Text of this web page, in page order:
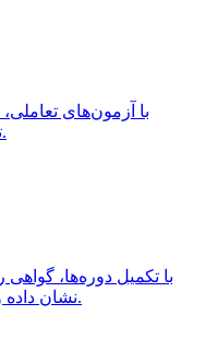
با آزمون‌های
تقویت کرده و پیشرفتتان را پیگیری کنید.
با تکمیل دوره‌ها،
نشان داده و اعتبار پورتفولیوی خود را افزایش دهید.